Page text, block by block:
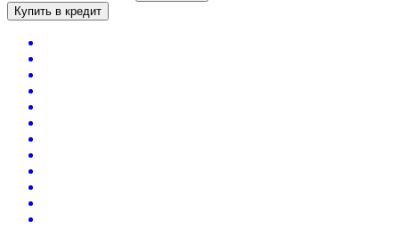
Купить в кредит